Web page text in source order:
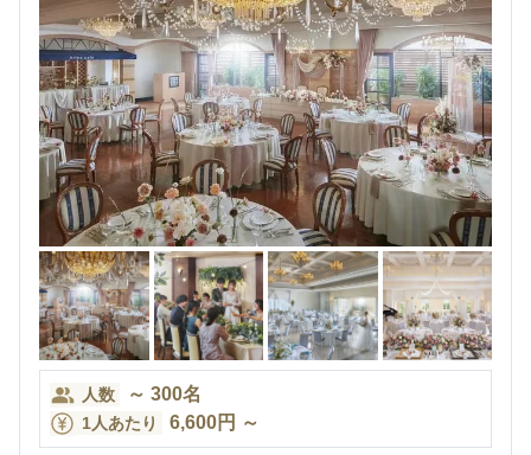
人数 ～ 300名
1人あたり 6,600円 ～